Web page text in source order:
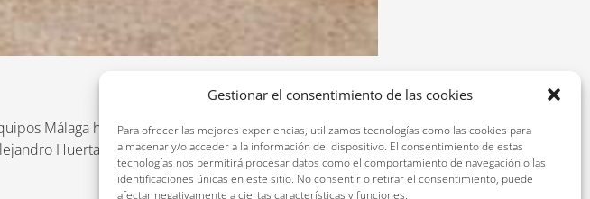
Gestionar el consentimiento de las cookies
Para ofrecer las mejores experiencias, utilizamos tecnologías como las cookies para
almacenar y/o acceder a la información del dispositivo. El consentimiento de estas
tecnologías nos permitirá procesar datos como el comportamiento de navegación o las
identificaciones únicas en este sitio. No consentir o retirar el consentimiento, puede
afectar negativamente a ciertas características y funciones.
Málaga https://ligatenis.es/liga-equipos5 Nuestro
Huertas -Matias Toril